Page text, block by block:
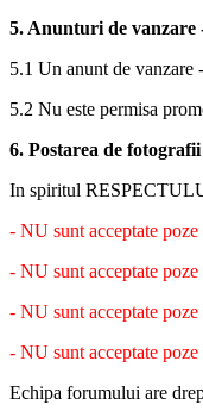
5. Anunturi de vanzare
5.1 Un anunt de vanzare
5.2 Nu este permisa
6. Postarea de
In spiritul
- NU sunt acceptate
- NU sunt acceptate
- NU sunt acceptate
- NU sunt acceptate
Echipa forumului are